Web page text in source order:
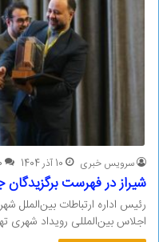
سرویس خبری 10 آذر 1404
شیراز در فهرست
رئیس اداره ارتباطات بین‌الملل
اجلاس بین‌المللی رویداد شهری تهران ۲۰۲۵ موفق